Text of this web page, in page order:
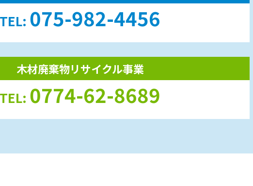
TEL: 075-982-4456
木材廃棄物リサイクル事業
TEL: 0774-62-8689